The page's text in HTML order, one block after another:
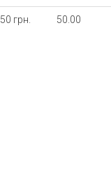
50 грн. 50.00